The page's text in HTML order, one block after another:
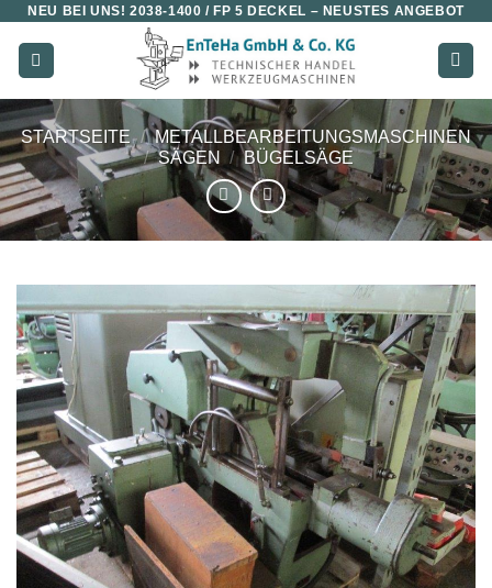
Zum
Inhalt
springen
NEU BEI UNS!2038-1400 / FP 5 DECKEL – NEUSTES ANGEBOT
STARTSEITE / METALLBEARBEITUNGSMASCHINEN
/ SÄGEN / BÜGELSÄGE